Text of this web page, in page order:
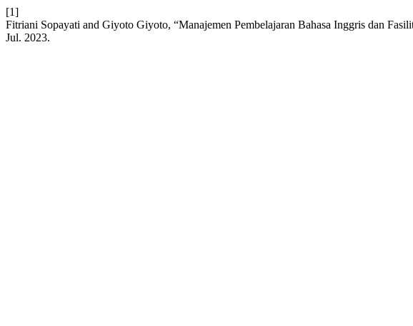
[1]
Fitriani Sopayati and Giyoto Giyoto, “Manajemen Pembelajaran Bahasa Inggris dan
Jul. 2023.